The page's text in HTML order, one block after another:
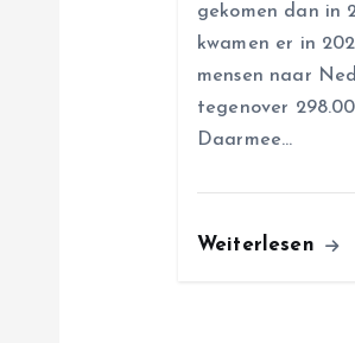
gekomen dan in
kwamen er in
mensen naar
tegenover
Daarmee…
Weiterlesen